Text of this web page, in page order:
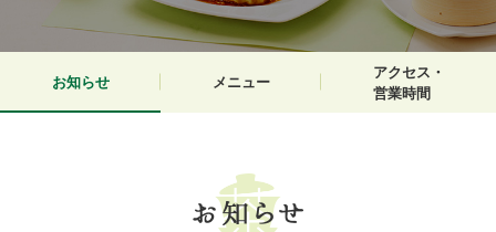
お知らせ メニュー
アクセス・
営業時間